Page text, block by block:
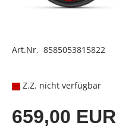
Art.Nr. 8585053815822
Z.Z. nicht verfügbar
659,00 EUR